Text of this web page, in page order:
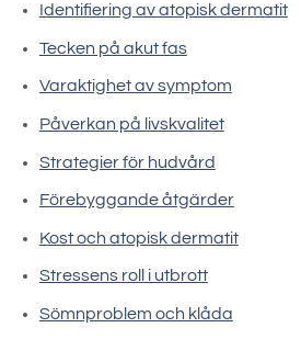
Identifiering av atopisk dermatit
Tecken på akut fas
Varaktighet av symptom
Påverkan på livskvalitet
Strategier för hudvård
Förebyggande åtgärder
Kost och atopisk dermatit
Stressens roll i utbrott
Sömnproblem och klåda